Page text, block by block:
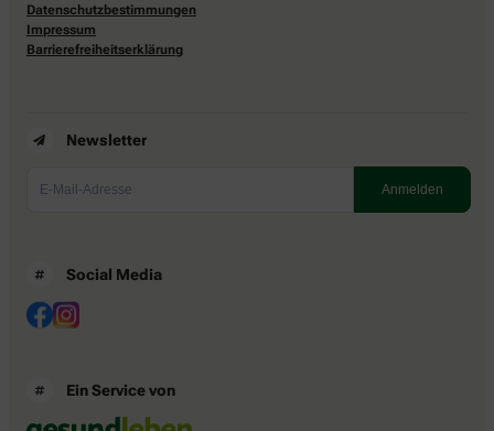
Datenschutzbestimmungen
Impressum
Barrierefreiheitserklärung
Newsletter
Social Media
Ein Service von